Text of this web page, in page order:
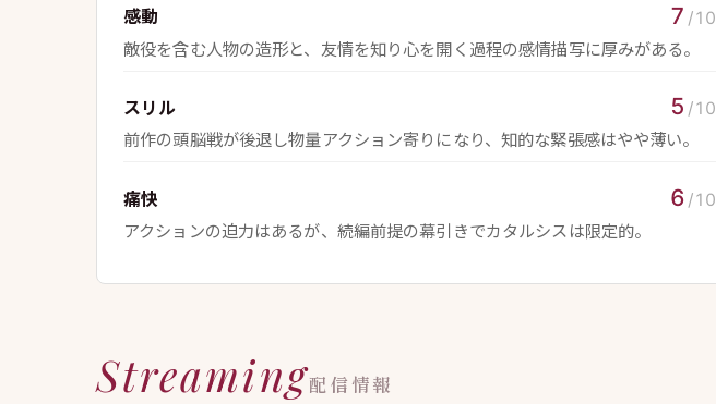
感動 7 /10
敵役を含む人物の造形と、友情を知り心を開く過程の感情描写に厚みがある。
スリル 5 /10
前作の頭脳戦が後退し物量アクション寄りになり、知的な緊張感はやや薄い。
痛快 6 /10
アクションの迫力はあるが、続編前提の幕引きでカタルシスは限定的。
Streaming配信情報